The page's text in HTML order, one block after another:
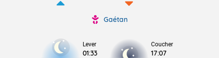
Gaétan
Lever
01:33
Coucher
17:07